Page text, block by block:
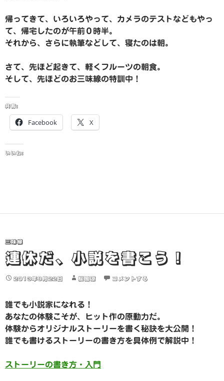
帰ってきて、いろいろやって、カメラのテストなどもやっ
て、帰宅したのが午前０時半。
それから、さらに執筆などして、寝たのは朝。
さて、先ほど起きて、軽くフルーツの朝食。
そして、先ほどのお三味線の特訓中！
共有:
Facebook X
いいね:
三味線
連休だ、小説を書こう！
2013年9月22日 桜風涼 コメントする
誰でも小説家になれる！
あなたの体験こそが、ヒット作の原動力だ。
体験からオリジナルストーリーを書く秘訣を大公開！
誰でも書けるストーリーの書き方を具体例で解説中！
ストーリーの書き方・入門